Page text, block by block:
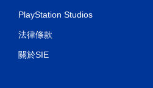
PlayStation Studios
法律條款
關於SIE